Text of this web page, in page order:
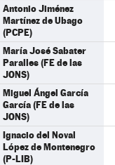
Antonio Jiménez
Martínez de Ubago
(PCPE)
María José Sabater
Paralles (FE de las
JONS)
Miguel Ángel García
García (FE de las
JONS)
Ignacio del Noval
López de Montenegro
(P-LIB)